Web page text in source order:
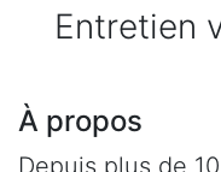
Entretien
À propos
Depuis plus de